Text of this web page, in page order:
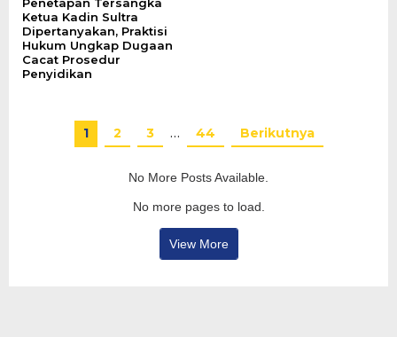
Penetapan Tersangka
Ketua Kadin Sultra
Dipertanyakan, Praktisi
Hukum Ungkap Dugaan
Cacat Prosedur
Penyidikan
1 2 3 … 44 Berikutnya
No More Posts Available.
No more pages to load.
View More